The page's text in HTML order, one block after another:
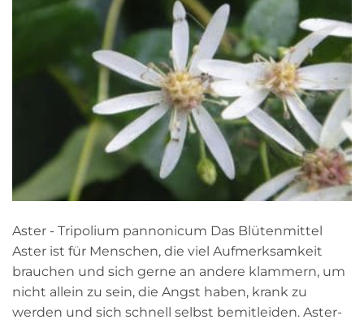
Aster - Tripolium pannonicum Das Blütenmittel
Aster ist für Menschen, die viel Aufmerksamkeit
brauchen und sich gerne an andere klammern, um
nicht allein zu sein, die Angst haben, krank zu
werden und sich schnell selbst bemitleiden. Aster-